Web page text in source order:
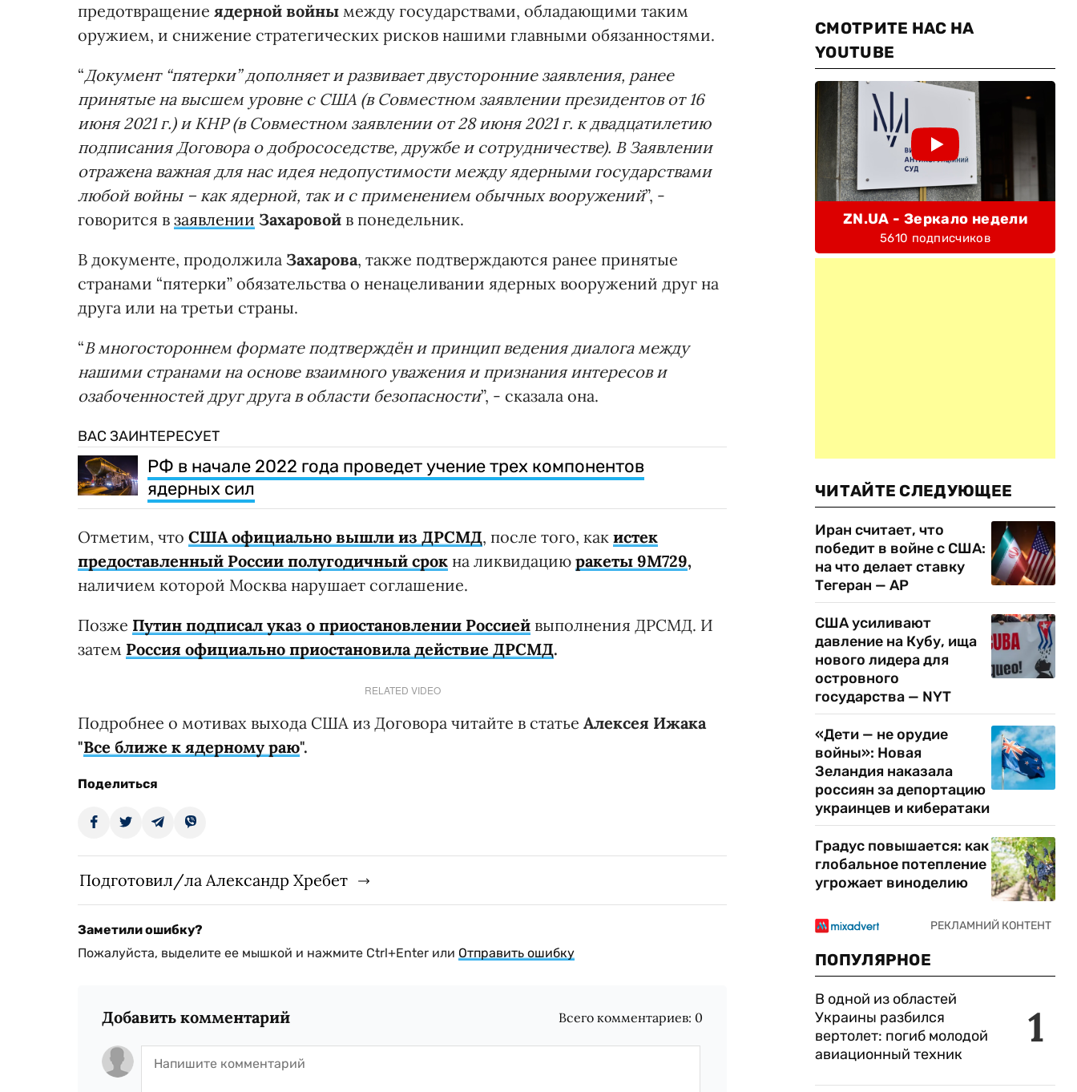
предотвращение ядерной войны между государствами, обладающими таким
оружием, и снижение стратегических рисков нашими главными обязанностями.
“Документ “пятерки” дополняет и развивает двусторонние заявления, ранее
принятые на высшем уровне с США (в Совместном заявлении президентов от 16
июня 2021 г.) и КНР (в Совместном заявлении от 28 июня 2021 г. к двадцатилетию
подписания Договора о добрососедстве, дружбе и сотрудничестве). В Заявлении
отражена важная для нас идея недопустимости между ядерными государствами
любой войны – как ядерной, так и с применением обычных вооружений”, -
говорится в заявлении Захаровой в понедельник.
В документе, продолжила Захарова, также подтверждаются ранее принятые
странами “пятерки” обязательства о ненацеливании ядерных вооружений друг на
друга или на третьи страны.
“В многостороннем формате подтверждён и принцип ведения диалога между
нашими странами на основе взаимного уважения и признания интересов и
озабоченностей друг друга в области безопасности”, - сказала она.
ВАС ЗАИНТЕРЕСУЕТ
РФ в начале 2022 года проведет учение трех компонентов
ядерных сил
Отметим, что США официально вышли из ДРСМД, после того, как истек
предоставленный России полугодичный срок на ликвидацию ракеты 9М729,
наличием которой Москва нарушает соглашение.
Позже Путин подписал указ о приостановлении Россией выполнения ДРСМД. И
затем Россия официально приостановила действие ДРСМД.
RELATED VIDEO
Подробнее о мотивах выхода США из Договора читайте в статье Алексея Ижака
"Все ближе к ядерному раю".
Поделиться
Подготовил/ла Александр Хребет
Заметили ошибку?
Пожалуйста, выделите ее мышкой и нажмите Ctrl+Enter или Отправить ошибку
Добавить комментарий Всего комментариев: 0
СМОТРИТЕ НАС НА
YOUTUBE
ZN.UA - Зеркало недели
5610 подписчиков
ЧИТАЙТЕ СЛЕДУЮЩЕЕ
Иран считает, что
победит в войне с США:
на что делает ставку
Тегеран — AP
США усиливают
давление на Кубу, ища
нового лидера для
островного
государства — NYT
«Дети — не орудие
войны»: Новая
Зеландия наказала
россиян за депортацию
украинцев и кибератаки
Градус повышается: как
глобальное потепление
угрожает виноделию
ПОПУЛЯРНОЕ
1
В одной из областей
Украины разбился
вертолет: погиб молодой
авиационный техник